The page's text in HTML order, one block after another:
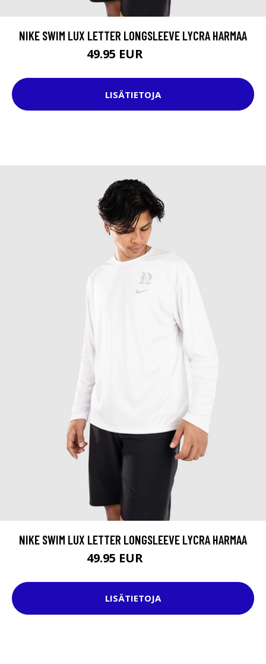
NIKE SWIM LUX LETTER LONGSLEEVE LYCRA HARMAA
49.95 EUR
LISÄTIETOJA
NIKE SWIM LUX LETTER LONGSLEEVE LYCRA HARMAA
49.95 EUR
LISÄTIETOJA